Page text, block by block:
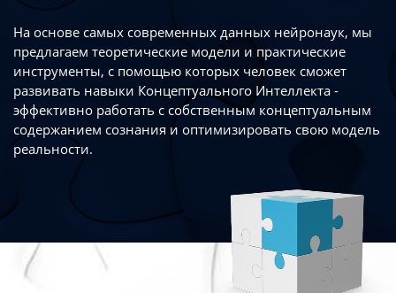
На основе самых современных данных нейронаук, мы
предлагаем теоретические модели и практические
инструменты, с помощью которых человек сможет
развивать навыки Концептуального Интеллекта -
эффективно работать с собственным концептуальным
содержанием сознания и оптимизировать свою модель
реальности.